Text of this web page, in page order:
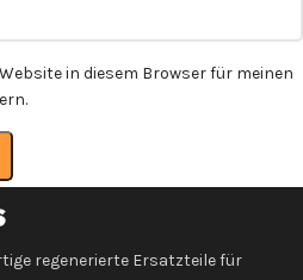
in diesem Browser für meinen
regenerierte Ersatzteile für